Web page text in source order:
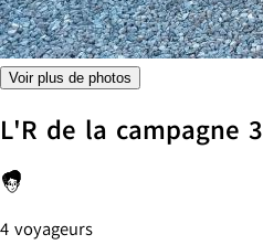
Voir plus de photos
L'R de la campagne 3
4 voyageurs